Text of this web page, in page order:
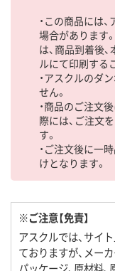
・この商品には
場合があります
は、商品到着後
ルにて印刷する
・アスクルのダ
せん。
・商品のご注文
際には、ご注文
す。
・ご注文後に一
けとなります。
※ご注意【免責】
アスクルでは、サイ
ておりますが、メーカ
パッケージ、原材料